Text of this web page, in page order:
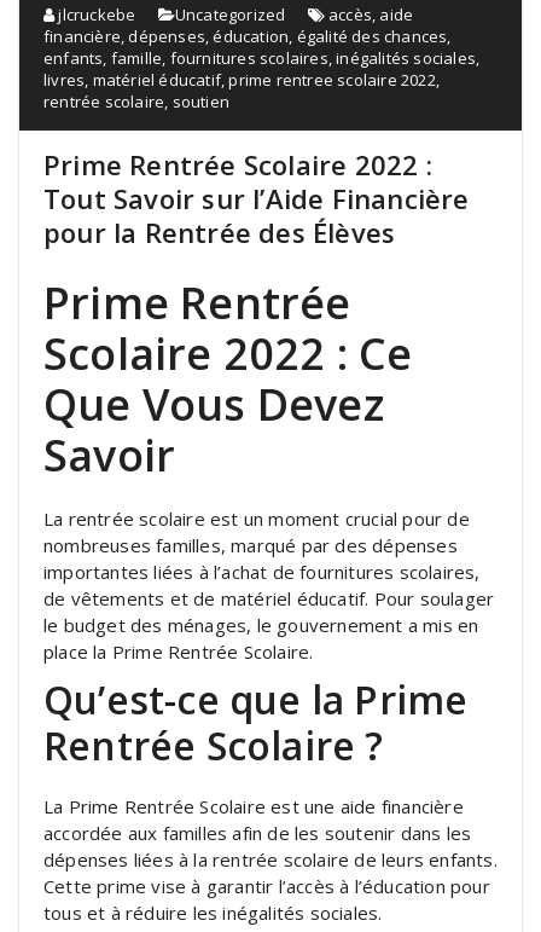
jlcruckebe Uncategorized accès, aide
financière,dépenses,éducation, égalité des chances,
enfants, famille, fournitures scolaires,inégalités sociales,
livres, matériel éducatif,prime rentree scolaire 2022,
rentrée scolaire, soutien
Prime Rentrée Scolaire 2022 :
Tout Savoir sur l’Aide Financière
pour la Rentrée des Élèves
Prime Rentrée
Scolaire 2022 : Ce
Que Vous Devez
Savoir
La rentrée scolaire est un moment crucial pour de
nombreuses familles, marqué par des dépenses
importantes liées à l’achat de fournitures scolaires,
de vêtements et de matériel éducatif. Pour soulager
le budget des ménages, le gouvernement a mis en
place la Prime Rentrée Scolaire.
Qu’est-ce que la Prime
Rentrée Scolaire ?
La Prime Rentrée Scolaire est une aide financière
accordée aux familles afin de les soutenir dans les
dépenses liées à la rentrée scolaire de leurs enfants.
Cette prime vise à garantir l’accès à l’éducation pour
tous et à réduire les inégalités sociales.